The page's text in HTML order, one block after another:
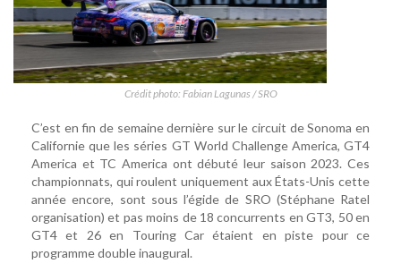
Crédit photo: Fabian Lagunas / SRO
C’est en fin de semaine dernière sur le circuit de Sonoma en
Californie que les séries GT World Challenge America, GT4
America et TC America ont débuté leur saison 2023. Ces
championnats, qui roulent uniquement aux États-Unis cette
année encore, sont sous l’égide de SRO (Stéphane Ratel
organisation) et pas moins de 18 concurrents en GT3, 50 en
GT4 et 26 en Touring Car étaient en piste pour ce
programme double inaugural.